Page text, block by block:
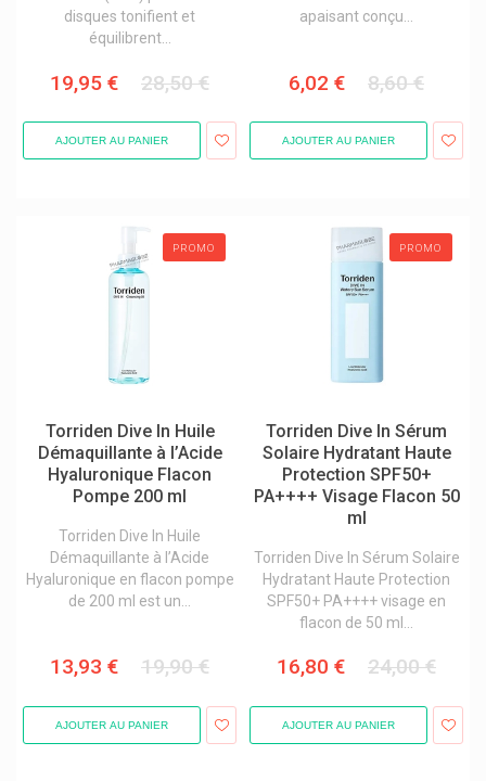
disques tonifient et
équilibrent...
19,95 € 28,50 €
AJOUTER AU PANIER
apaisant conçu...
6,02 € 8,60 €
AJOUTER AU PANIER
PROMO
Torriden Dive In Huile
Démaquillante à l’Acide
Hyaluronique Flacon
Pompe 200 ml
Torriden Dive In Huile
Démaquillante à l’Acide
Hyaluronique en flacon pompe
de 200 ml est un...
13,93 € 19,90 €
AJOUTER AU PANIER
PROMO
Torriden Dive In Sérum
Solaire Hydratant Haute
Protection SPF50+
PA++++ Visage Flacon 50
ml
Torriden Dive In Sérum Solaire
Hydratant Haute Protection
SPF50+ PA++++ visage en
flacon de 50 ml...
16,80 € 24,00 €
AJOUTER AU PANIER